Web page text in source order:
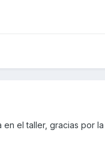
el taller, gracias por